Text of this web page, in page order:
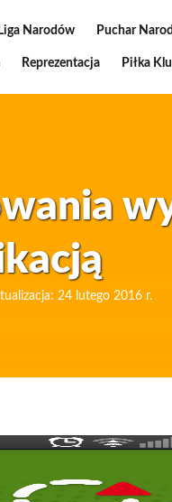
Liga Narodów Puchar
Reprezentacja Piłka
24 lutego 2016 r.